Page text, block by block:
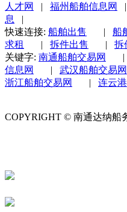
人才网
| 福州船舶信息网
息
|
快速连接: 船舶出售 | 船
求租
| 拆件出售 | 拆
关键字: 南通船舶交易网 |
信息网
| 武汉船舶交易网
浙江船舶交易网
| 连云
COPYRIGHT © 南通达纳